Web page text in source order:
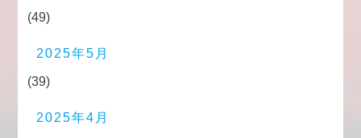
(49)
2025年5月
(39)
2025年4月